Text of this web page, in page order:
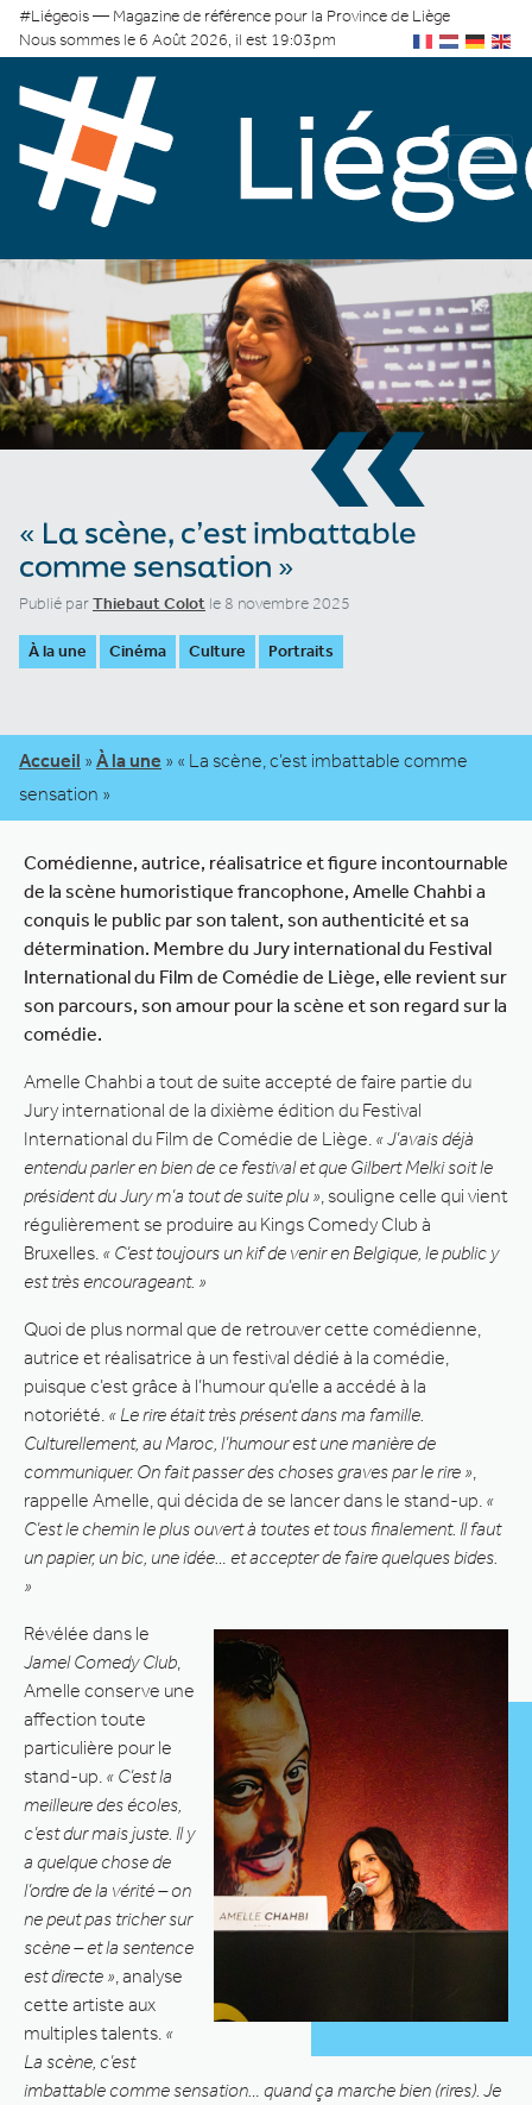
#Liégeois — Magazine de référence pour la Province de Liège
Nous sommes le 6 Août 2026, il est 19:03pm
«
« La scène, c’est imbattable
comme sensation »
Publié parThiebaut Colot le 8 novembre 2025
À la une Cinéma Culture Portraits
Accueil » À la une » « La scène, c’est imbattable comme
sensation »
Comédienne, autrice, réalisatrice et figure incontournable
de la scène humoristique francophone, Amelle Chahbi a
conquis le public par son talent, son authenticité et sa
détermination. Membre du Jury international du Festival
International du Film de Comédie de Liège, elle revient sur
son parcours, son amour pour la scène et son regard sur la
comédie.
Amelle Chahbi a tout de suite accepté de faire partie du
Jury international de la dixième édition du Festival
International du Film de Comédie de Liège. « J’avais déjà
entendu parler en bien de ce festival et que Gilbert Melki soit le
président du Jury m’a tout de suite plu » , souligne celle qui vient
régulièrement se produire au Kings Comedy Club à
Bruxelles. « C’est toujours un kif de venir en Belgique, le public y
est très encourageant. »
Quoi de plus normal que de retrouver cette comédienne,
autrice et réalisatrice à un festival dédié à la comédie,
puisque c’est grâce à l’humour qu’elle a accédé à la
notoriété. « Le rire était très présent dans ma famille.
Culturellement, au Maroc, l’humour est une manière de
communiquer. On fait passer des choses graves par le rire »
rappelle Amelle, qui décida de se lancer dans le stand-up. «
C’est le chemin le plus ouvert à toutes et tous finalement. Il faut
un papier, un bic, une idée… et accepter de faire quelques bides.
»
Révélée dans le
Jamel Comedy Club
Amelle conserve une
affection toute
particulière pour le
stand-up. « C’est la
meilleure des écoles,
c’est dur mais juste. Il y
a quelque chose de
l’ordre de la vérité – on
ne peut pas tricher sur
scène – et la sentence
est directe » , analyse
cette artiste aux
multiples talents. «
La scène, c’est
imbattable comme sensation… quand ça marche bien (rires). Je